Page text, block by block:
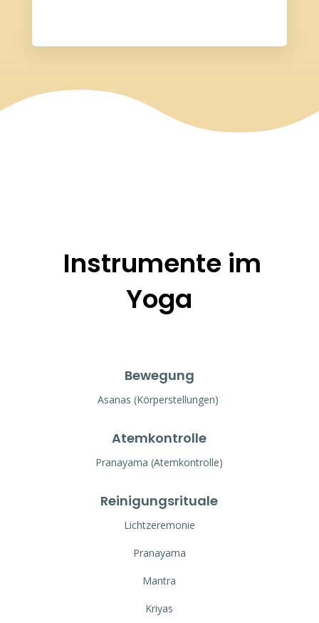
Instrumente im
Yoga
Bewegung
Asanas (Körperstellungen)
Atemkontrolle
Pranayama (Atemkontrolle)
Reinigungsrituale
Lichtzeremonie
Pranayama
Mantra
Kriyas